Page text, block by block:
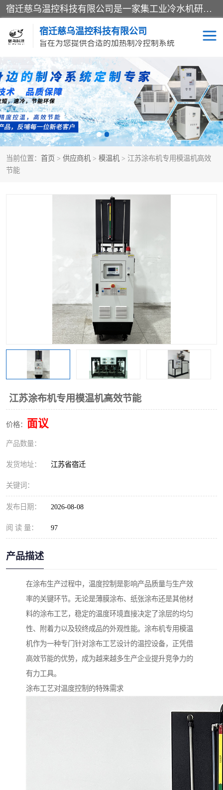
宿迁慈乌温控科技有限公司是一家集工业冷水机研发、制造、营销、服务于一体的技术生产型企业，经营范围包括：冷水机、螺杆式冷水机组、工业冷水机、水冷式冷水机、风冷式冷水机组、风冷螺杆式冷冻机组、冷冻机、注塑专用冷水机、混泥土专用冷水机、低温防爆冷水机组等。专业温控设备供应商 模温机/冷水机/导热油炉定制服务等
宿迁慈乌温控科技有限公司
旨在为您提供合适的加热制冷控制系统
当前位置： 首页 > 供应商机 > 模温机 > 江苏涂布机专用模温机高效
节能
江苏涂布机专用模温机高效节能
价格： 面议
产品数量：
发货地址： 江苏省宿迁
关键词：
发布日期： 2026-08-08
阅 读 量： 97
产品描述
在涂布生产过程中，温度控制是影响产品质量与生产效
率的关键环节。无论是薄膜涂布、纸张涂布还是其他材
料的涂布工艺，稳定的温度环境直接决定了涂层的均匀
性、附着力以及较终成品的外观性能。涂布机专用模温
机作为一种专门针对涂布工艺设计的温控设备，正凭借
高效节能的优势，成为越来越多生产企业提升竞争力的
有力工具。
涂布工艺对温度控制的特殊需求
冷水机 模温机
导热油加热器